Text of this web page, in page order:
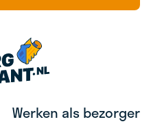
Werken als bezorger